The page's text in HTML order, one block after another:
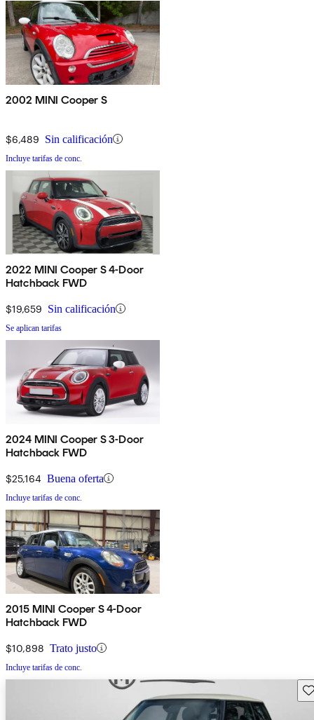
2002 MINI Cooper S
$6,489 Sin calificación
Incluye tarifas de conc.
2022 MINI Cooper S 4-Door
Hatchback FWD
$19,659 Sin calificación
Se aplican tarifas
2024 MINI Cooper S 3-Door
Hatchback FWD
$25,164 Buena oferta
Incluye tarifas de conc.
2015 MINI Cooper S 4-Door
Hatchback FWD
$10,898 Trato justo
Incluye tarifas de conc.